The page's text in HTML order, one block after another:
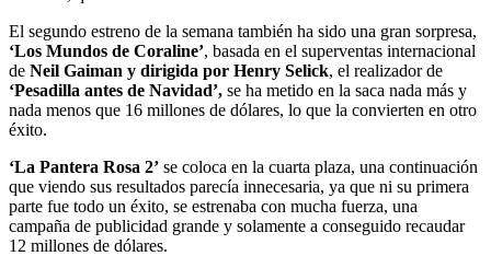
El segundo estreno de la semana también ha sido una gran sorpresa,
‘Los Mundos de Coraline’, basada en el superventas internacional
de Neil Gaiman y dirigida por Henry Selick, el realizador de
‘Pesadilla antes de Navidad’, se ha metido en la saca nada más y
nada menos que 16 millones de dólares, lo que la convierten en otro
éxito.
‘La Pantera Rosa 2’ se coloca en la cuarta plaza, una continuación
que viendo sus resultados parecía innecesaria, ya que ni su primera
parte fue todo un éxito, se estrenaba con mucha fuerza, una
campaña de publicidad grande y solamente a conseguido recaudar
12 millones de dólares.